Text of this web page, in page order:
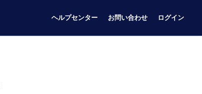
ヘルプセンター お問い合わせ ログイン